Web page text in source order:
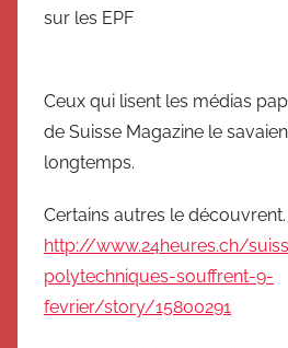
Magazine
Suisse
sur les EPF
Ceux qui lisent les médias
de Suisse Magazine le
longtemps.
Certains autres le découvrent.
http://www.24heures.ch/
polytechniques-souffrent-9-
fevrier/story/15800291